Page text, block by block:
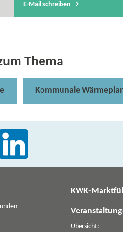
E-​Mail schreiben
Thema
Kommunale
KWK-
Übersicht: